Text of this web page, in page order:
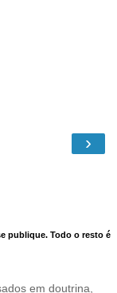
›
publique. Todo o resto é
em doutrina,